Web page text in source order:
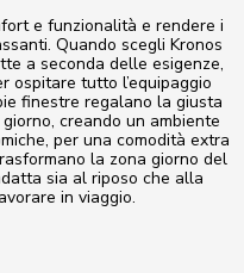
e funzionalità e rendere i
Quando scegli Kronos
a seconda delle esigenze,
ospitare tutto l’equipaggio
finestre regalano la giusta
creando un ambiente
per una comodità extra
la zona giorno del
sia al riposo che alla
in viaggio.